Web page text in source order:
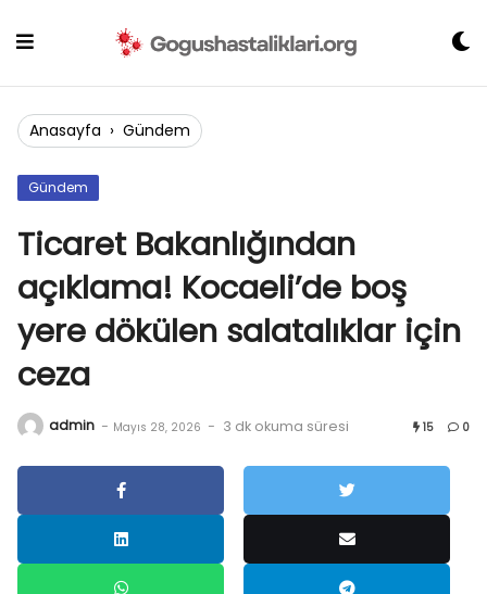
Anasayfa › Gündem
Gündem
Ticaret Bakanlığından
açıklama! Kocaeli’de boş
yere dökülen salatalıklar için
ceza
admin - Mayıs 28, 2026 - 3 dk okuma süresi 15 0